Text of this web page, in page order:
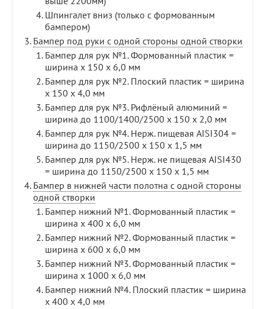
Шпингалет вниз (только с формованным
бампером)
Бампер под руки с одной стороны одной створки
Бампер для рук №1. Формованный пластик =
ширина х 150 х 6,0 мм
Бампер для рук №2. Плоский пластик = ширина
х 150 х 4,0 мм
Бампер для рук №3. Рифлёный алюминий =
ширина до 1100/1400/2500 х 150 х 2,0 мм
Бампер для рук №4. Нерж. пищевая AISI304 =
ширина до 1150/2500 х 150 х 1,5 мм
Бампер для рук №5. Нерж. не пищевая AISI430
= ширина до 1150/2500 х 150 х 1,5 мм
Бампер в нижней части полотна с одной стороны
одной створки
Бампер нижний №1. Формованный пластик =
ширина х 400 х 6,0 мм
Бампер нижний №2. Формованный пластик =
ширина х 600 х 6,0 мм
Бампер нижний №3. Формованный пластик =
ширина х 1000 х 6,0 мм
Бампер нижний №4. Плоский пластик = ширина
х 400 х 4,0 мм